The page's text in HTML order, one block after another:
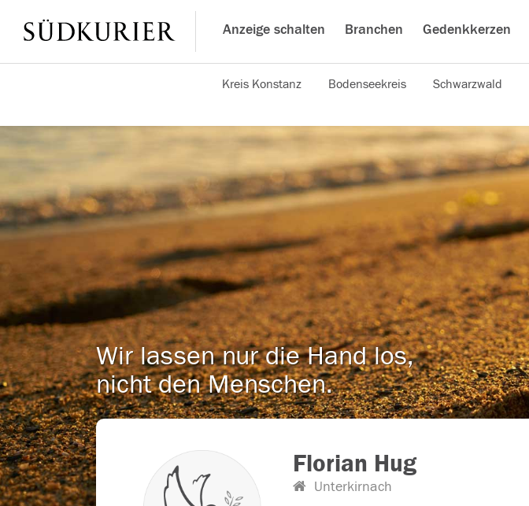
Anzeige schalten Branchen Gedenkkerzen
Kreis Konstanz Bodenseekreis Schwarzwald
Wir lassen nur die Hand los,
nicht den Menschen.
Florian Hug
Unterkirnach